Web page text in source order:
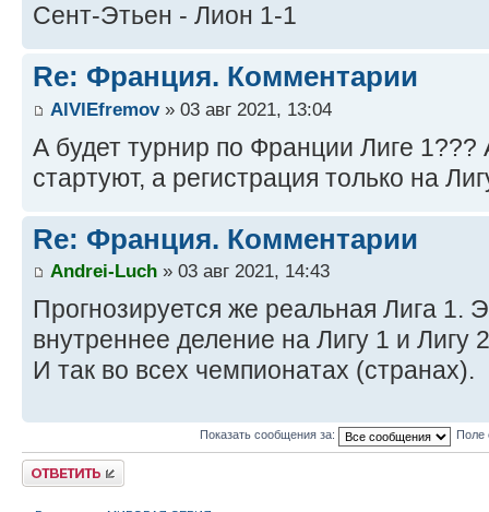
Сент-Этьен - Лион 1-1
Re: Франция. Комментарии
AlVlEfremov» 03 авг 2021, 13:04
А будет турнир по Франции Лиге 1???
стартуют, а регистрация только на
Re: Франция. Комментарии
Andrei-Luch » 03 авг 2021, 14:43
Прогнозируется же реальная Лига 1.
внутреннее деление на Лигу 1 и Лигу
И так во всех чемпионатах (странах).
Показать сообщения за: Поле
Ответить